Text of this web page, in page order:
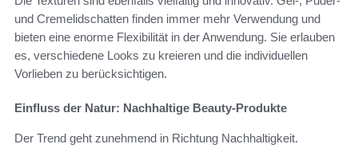
und Cremelidschatten finden immer mehr Verwendung und
bieten eine enorme Flexibilität in der Anwendung. Sie erlauben
es, verschiedene Looks zu kreieren und die individuellen
Vorlieben zu berücksichtigen.
Einfluss der Natur: Nachhaltige Beauty-Produkte
Der Trend geht zunehmend in Richtung Nachhaltigkeit.